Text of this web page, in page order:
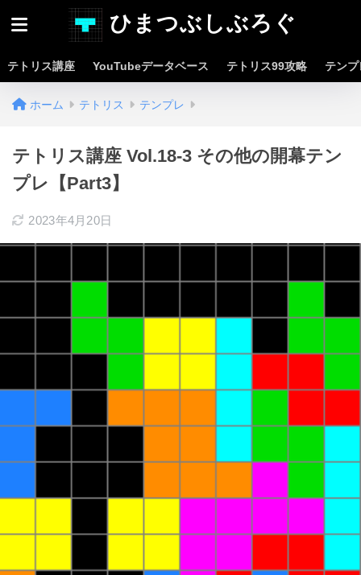
ひまつぶしぶろぐ
テトリス講座 YouTubeデータベース テトリス99攻略 テン
ホーム テトリス テンプレ
テトリス講座 Vol.18-3 その他の開幕テン
プレ【Part3】
2023年4月20日